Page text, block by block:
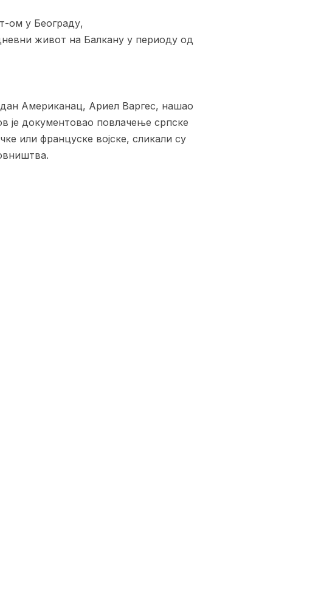
ом у Београду,
живот на Балкану у периоду од
Американац, Ариел Варгес, нашао
је документовао повлачење српске
или француске војске, сликали су